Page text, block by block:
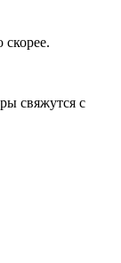
свяжутся с